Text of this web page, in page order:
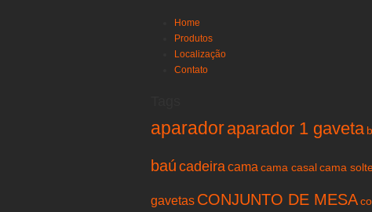
Home
Produtos
Localização
Contato
aparadoraparador 1 gaveta
baúcadeira cama cama casal cama
gavetas CONJUNTO DE MESA